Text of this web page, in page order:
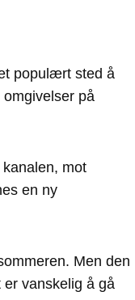
populært sted å
på
mot
en ny
Men den
vanskelig å gå